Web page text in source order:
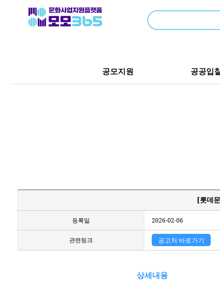
공모지원 공공입
[롯데
등록일 2026-02-06
관련링크 공고처 바로가기
상세내용